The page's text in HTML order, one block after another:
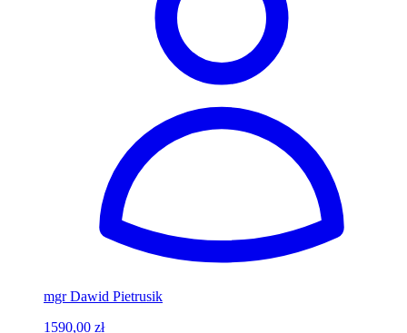
mgr Dawid Pietrusik
1590,00 zł